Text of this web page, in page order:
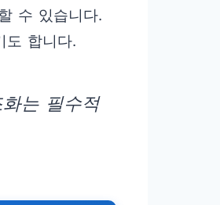
수 있습니다.
도 합니다.
는 필수적